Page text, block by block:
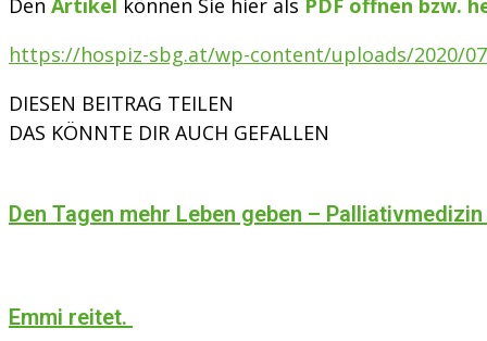
Den Artikel können Sie hier als PDF öffnen bzw.
https://hospiz-sbg.at/wp-content/uploads/2020/
DIESEN BEITRAG TEILEN
DAS KÖNNTE DIR AUCH GEFALLEN
Den Tagen mehr Leben geben –
Emmi reitet.